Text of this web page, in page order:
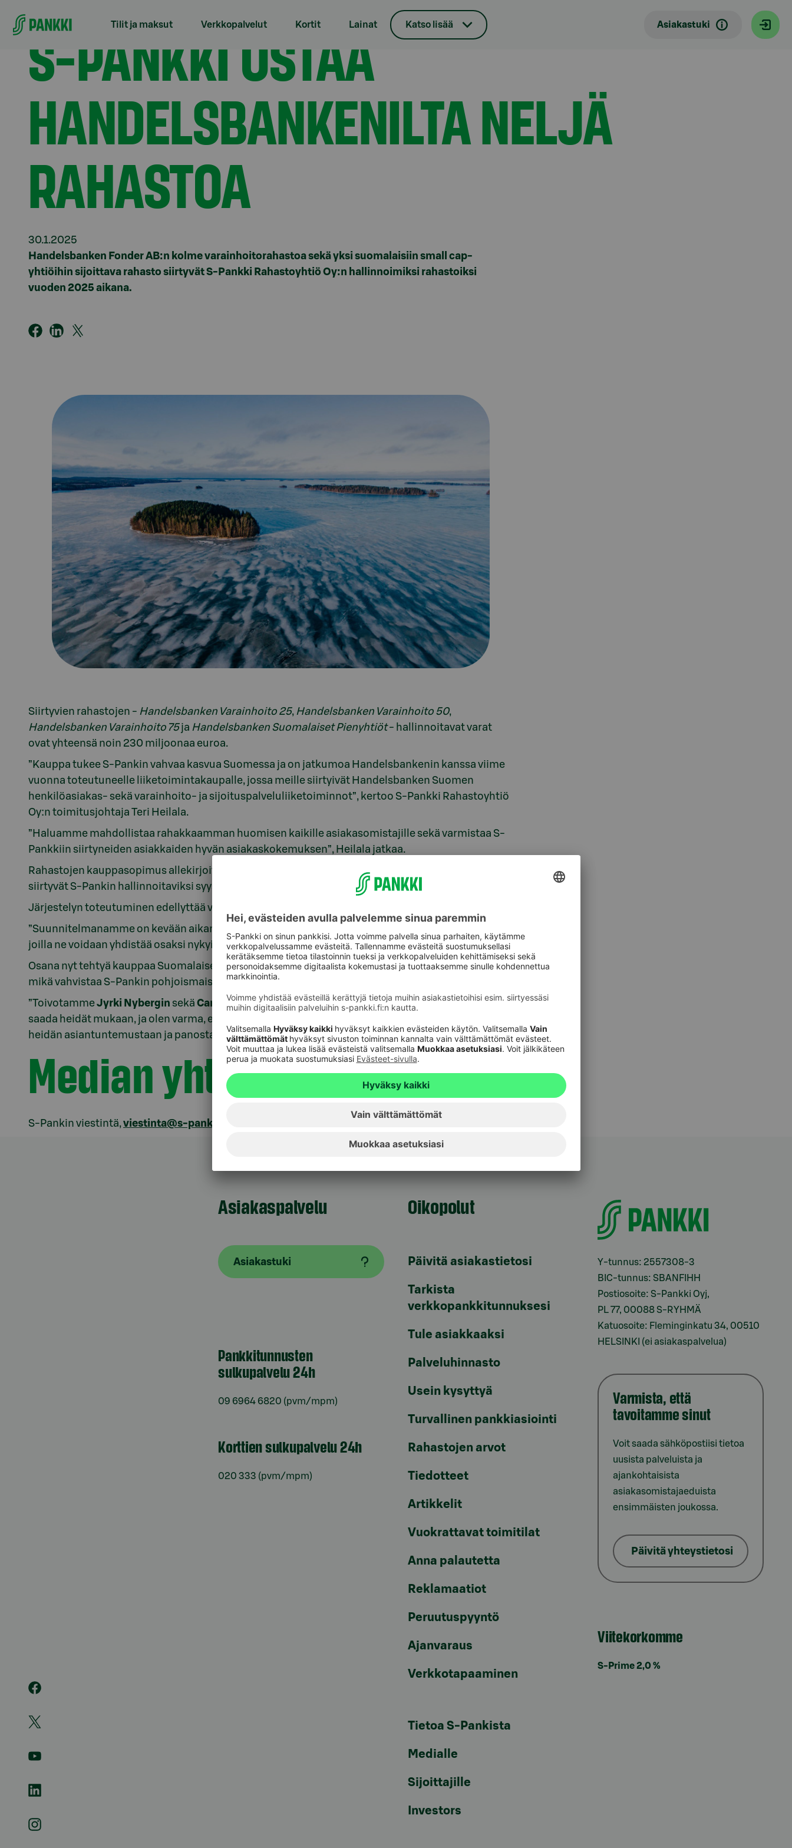
Tilit ja maksut Verkkopalvelut Kortit Lainat Katso lisää Asiakastuki
S-PANKKI OSTAA
HANDELSBANKENILTA NELJÄ
RAHASTOA
30.1.2025
Handelsbanken Fonder AB:n kolme varainhoitorahastoa sekä yksi suomalaisiin small cap-
yhtiöihin sijoittava rahasto siirtyvät S-Pankki Rahastoyhtiö Oy:n hallinnoimiksi rahastoiksi
vuoden 2025 aikana.
Siirtyvien rahastojen - Handelsbanken Varainhoito 25, Handelsbanken Varainhoito 50,
Handelsbanken Varainhoito 75ja Handelsbanken Suomalaiset Pienyhtiöt- hallinnoitavat varat
ovat yhteensä noin 230 miljoonaa euroa.
”Kauppa tukee S-Pankin vahvaa kasvua Suomessa ja on jatkumoa Handelsbankenin kanssa viime
vuonna toteutuneelle liiketoimintakaupalle, jossa meille siirtyivät Handelsbanken Suomen
henkilöasiakas- sekä varainhoito- ja sijoituspalveluliiketoiminnot”, kertoo S-Pankki Rahastoyhtiö
Oy:n toimitusjohtaja Teri Heilala.
”Haluamme mahdollistaa rahakkaamman huomisen kaikille asiakasomistajille sekä varmistaa S-
Pankkiin siirtyneiden asiakkaiden hyvän asiakaskokemuksen”, Heilala jatkaa.
Rahastojen kauppasopimus allekirjoitettiin 30. joulukuuta 2024 ja tavoitteena on, että rahastot
siirtyvät S-Pankin hallinnoitaviksi syyskuun loppuun mennessä.
Järjestelyn toteutuminen edellyttää vielä Ruotsin ja Suomen valvovien viranomaisten hyväksyntää.
”Suunnitelmanamme on kevään aikana valmistella varainhoitorahastojen osalta toimenpiteet,
joilla ne voidaan yhdistää osaksi nykyisiä varainhoitorahastojamme”, Heilala sanoo.
Osana nyt tehtyä kauppaa Suomalaiset Pienyhtiöt -rahaston salkunhoitajat siirtyvät S-Pankkiin,
mikä vahvistaa S-Pankin pohjoismaista osaamista varainhoidossa ja rahastoissa.
”ToivotammeJyrki Nybergin sekä Carina Elmgreninlämpimästi tervetulleiksi S-Pankkiin. On ilo
saada heidät mukaan, ja olen varma, että sekä pitkäaikaiset kollegat että asiakkaat arvostavat
heidän asiantuntemustaan ja panostaan”, Heilala kiittelee.
Median yhteydenotot
S-Pankin viestintä,viestinta@s-pankki.fi
Asiakaspalvelu
Asiakastuki
Pankkitunnusten
sulkupalvelu 24h
09 6964 6820 (pvm/mpm)
Korttien sulkupalvelu 24h
020 333 (pvm/mpm)
Oikopolut
Päivitä asiakastietosi
Tarkista
verkkopankkitunnuksesi
Tule asiakkaaksi
Palveluhinnasto
Usein kysyttyä
Turvallinen pankkiasiointi
Rahastojen arvot
Tiedotteet
Artikkelit
Vuokrattavat toimitilat
Anna palautetta
Reklamaatiot
Peruutuspyyntö
Ajanvaraus
Verkkotapaaminen
Tietoa S-Pankista
Medialle
Sijoittajille
Investors
Y-tunnus: 2557308-3
BIC-tunnus: SBANFIHH
Postiosoite: S-Pankki Oyj,
PL 77, 00088 S-RYHMÄ
Katuosoite: Fleminginkatu 34, 00510
HELSINKI (ei asiakaspalvelua)
Varmista, että
tavoitamme sinut
Voit saada sähköpostiisi tietoa
uusista palveluista ja
ajankohtaisista
asiakasomistajaeduista
ensimmäisten joukossa.
Päivitä yhteystietosi
Viitekorkomme
S-Prime 2,0 %